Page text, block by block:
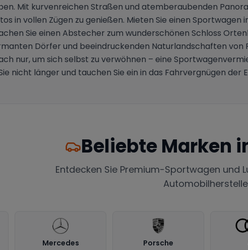
Mit kurvenreichen Straßen und atemberaubenden
in vollen Zügen zu genießen. Mieten Sie einen
Sie einen Abstecher zum wunderschönen Schloss
Dörfer und beeindruckenden Naturlandschaften von
nur, um sich selbst zu verwöhnen – eine
nicht länger und tauchen Sie ein in das Fahrvergnügen
Beliebte Marken
Entdecken Sie Premium-Sportwagen und
Mercedes Porsche